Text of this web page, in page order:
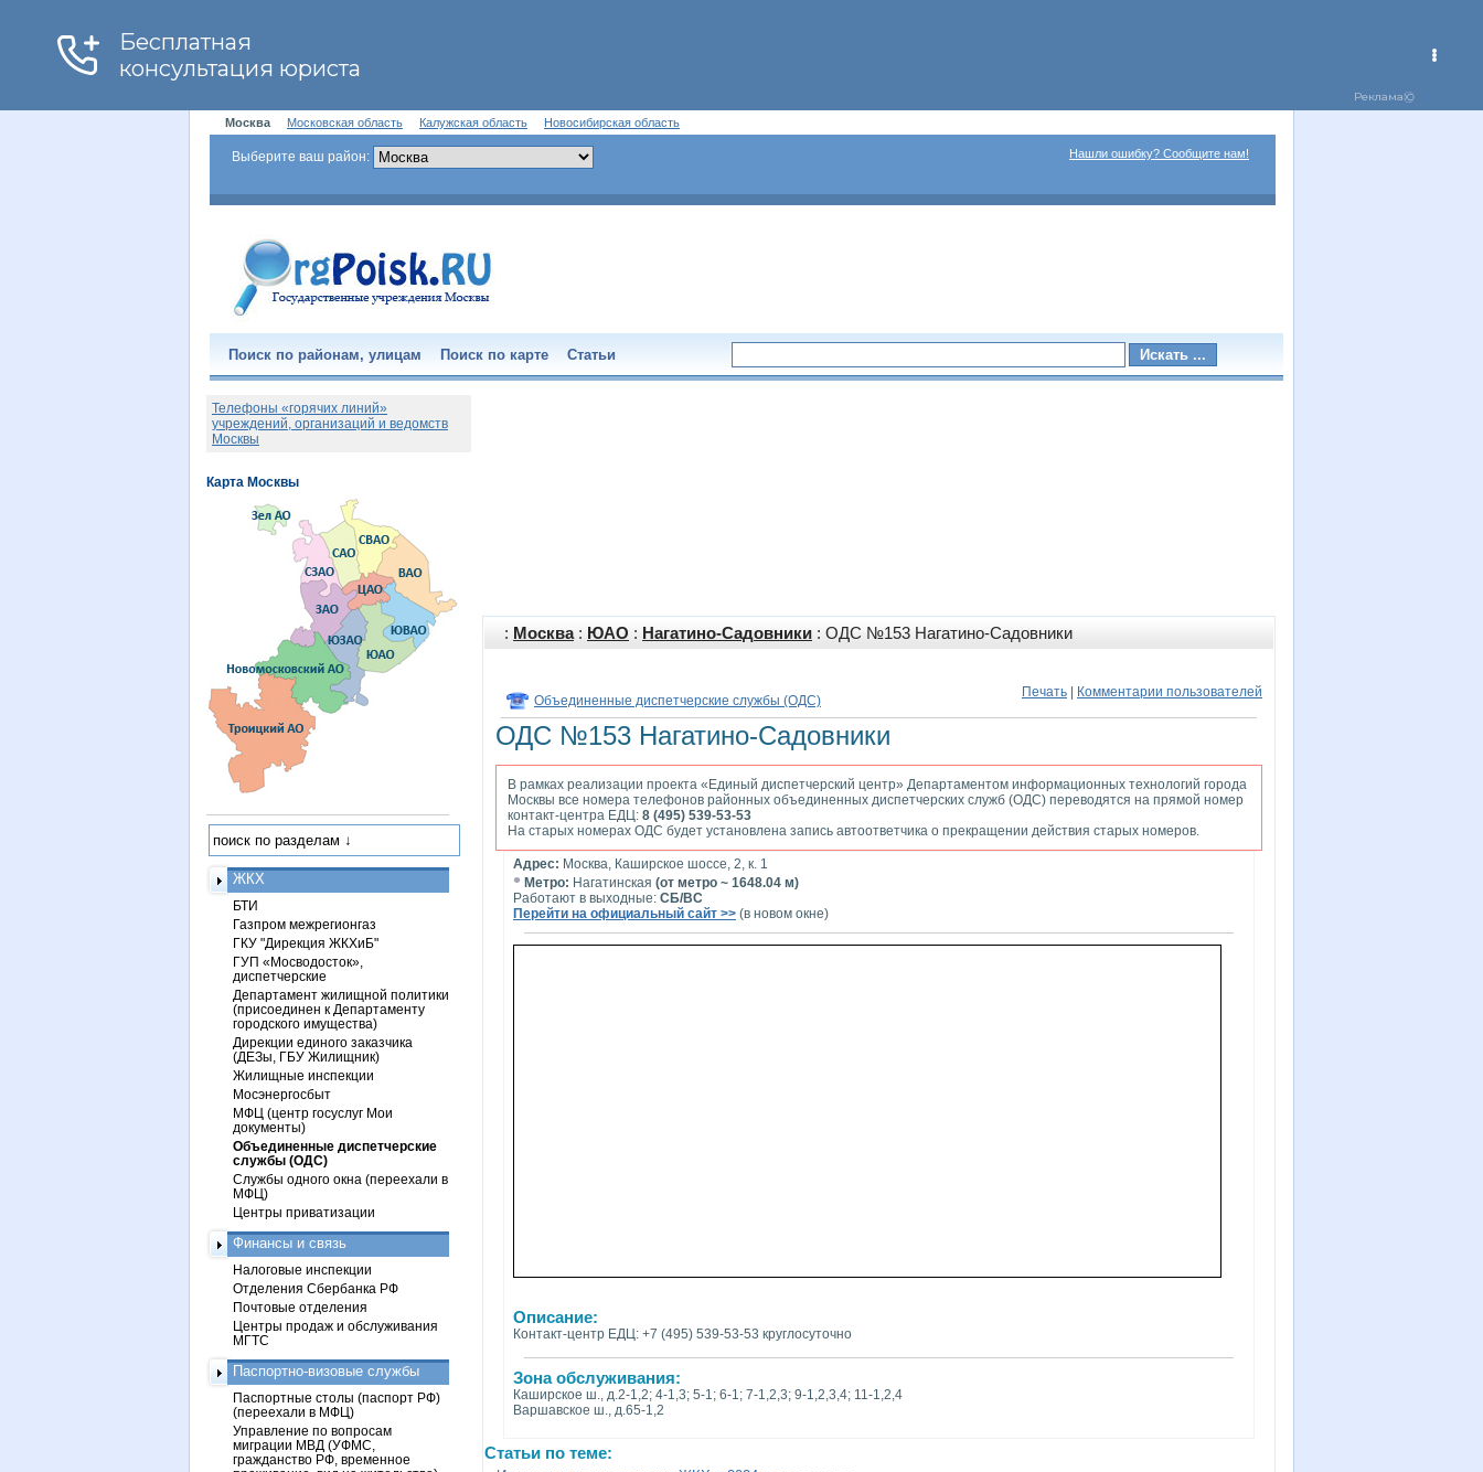
Москва Московская область Калужская область Новосибирская область
Выберите ваш район: Нашли ошибку? Сообщите нам!
Поиск по районам, улицам Поиск по карте Статьи
: Москва: ЮАО : Нагатино-Садовники : ОДС №153 Нагатино-Садовники
Печать Комментарии пользователей
Объединенные диспетчерские службы (ОДС)
ОДС №153 Нагатино-Садовники
В рамках реализации проекта «Единый диспетчерский центр» Департаментом информационных технологий города
Москвы все номера телефонов районных объединенных диспетчерских служб (ОДС) переводятся на прямой номер
контакт-центра ЕДЦ: 8 (495) 539-53-53
На старых номерах ОДС будет установлена запись автоответчика о прекращении действия старых номеров.
Адрес: Москва, Каширское шоссе, 2, к. 1
• Метро: Нагатинская (от метро ~ 1648.04 м)
Работают в выходные: СБ/ВС
Перейти на официальный сайт >> (в новом окне)
Описание:
Контакт-центр ЕДЦ: +7 (495) 539-53-53 круглосуточно
Зона обслуживания:
Каширское ш., д.2-1,2; 4-1,3; 5-1; 6-1; 7-1,2,3; 9-1,2,3,4; 11-1,2,4
Варшавское ш., д.65-1,2
Статьи по теме:
Телефоны «горячих линий»
учреждений, организаций и ведомств
Москвы
ЖКХ
БТИ
Газпром межрегионгаз
ГКУ "Дирекция ЖКХиБ"
ГУП «Мосводосток»,
диспетчерские
Департамент жилищной политики
(присоединен к Департаменту
городского имущества)
Дирекции единого заказчика
(ДЕЗы, ГБУ Жилищник)
Жилищные инспекции
Мосэнергосбыт
МФЦ (центр госуслуг Мои
документы)
Объединенные диспетчерские
службы (ОДС)
Службы одного окна (переехали в
МФЦ)
Центры приватизации
Финансы и связь
Налоговые инспекции
Отделения Сбербанка РФ
Почтовые отделения
Центры продаж и обслуживания
МГТС
Паспортно-визовые службы
Паспортные столы (паспорт РФ)
(переехали в МФЦ)
Управление по вопросам
миграции МВД (УФМС,
гражданство РФ, временное